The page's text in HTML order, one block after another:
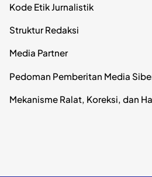
Kode Etik Jurnalistik
Struktur Redaksi
Media Partner
Pedoman Pemberitan Media
Mekanisme Ralat, Koreksi, dan